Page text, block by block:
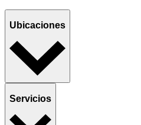
Ubicaciones
Servicios